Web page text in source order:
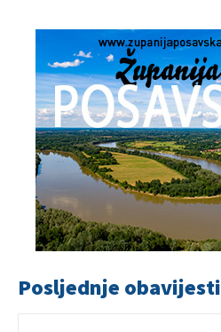
Posljednje obavijesti